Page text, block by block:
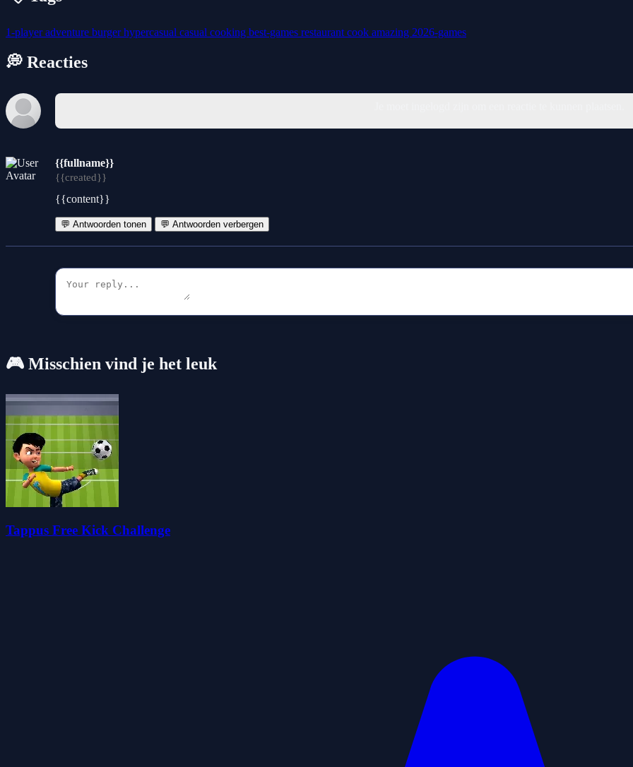
1-playeradventure burgerhypercasual casual cooking best-games restaurant cook amazing 2026-games
💭 Reacties
{{fullname}}
{{created}}
{{content}}
💬 Antwoorden tonen 💬 Antwoorden verbergen
🎮 Misschien vind je het leuk
Tappus Free Kick Challenge